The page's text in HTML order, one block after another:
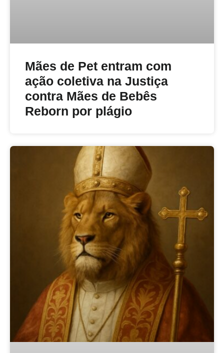
Mães de Pet entram com
ação coletiva na Justiça
contra Mães de Bebês
Reborn por plágio